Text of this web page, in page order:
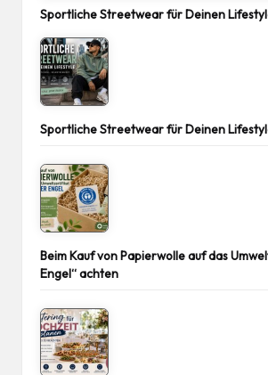
Sportliche Streetwear für Deinen
Sportliche Streetwear für Deinen
Beim Kauf von Papierwolle auf das
Engel“ achten